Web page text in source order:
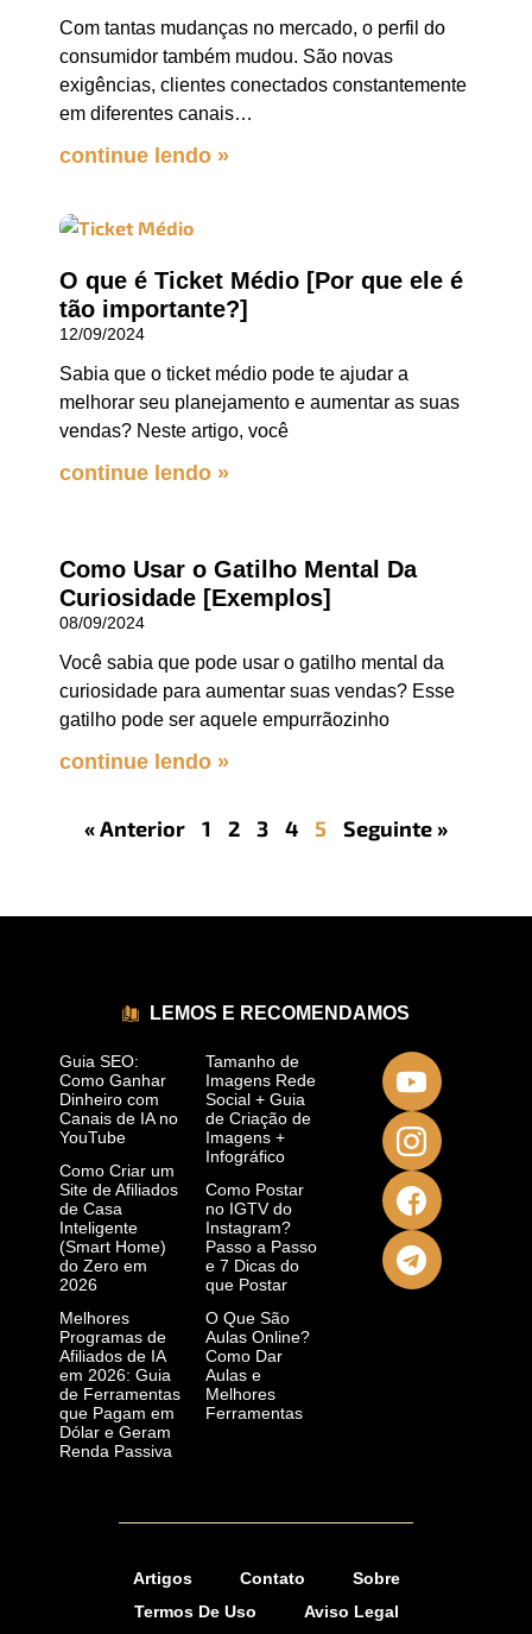
Com tantas mudanças no mercado, o perfil do
consumidor também mudou. São novas
exigências, clientes conectados constantemente
em diferentes canais…
continue lendo »
O que é Ticket Médio [Por que ele é
tão importante?]
12/09/2024
Sabia que o ticket médio pode te ajudar a
melhorar seu planejamento e aumentar as suas
vendas? Neste artigo, você
continue lendo »
Como Usar o Gatilho Mental Da
Curiosidade [Exemplos]
08/09/2024
Você sabia que pode usar o gatilho mental da
curiosidade para aumentar suas vendas? Esse
gatilho pode ser aquele empurrãozinho
continue lendo »
« Anterior 1 2 3 4 5 Seguinte »
LEMOS E RECOMENDAMOS
Guia SEO:
Como Ganhar
Dinheiro com
Canais de IA no
YouTube
Como Criar um
Site de Afiliados
de Casa
Inteligente
(Smart Home)
do Zero em
2026
Melhores
Programas de
Afiliados de IA
em 2026: Guia
de Ferramentas
que Pagam em
Dólar e Geram
Renda Passiva
Tamanho de
Imagens Rede
Social + Guia
de Criação de
Imagens +
Infográfico
Como Postar
no IGTV do
Instagram?
Passo a Passo
e 7 Dicas do
que Postar
O Que São
Aulas Online?
Como Dar
Aulas e
Melhores
Ferramentas
Artigos Contato
Sobre
Termos De Uso
Aviso Legal